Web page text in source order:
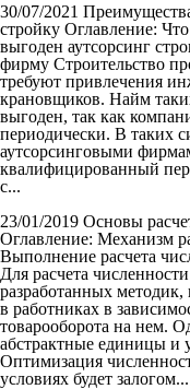
30/07/2021
стройку Оглавление:
выгоден аутсорсинг
фирму Строительство
требуют привлечения
крановщиков. Найм
выгоден, так как
периодически. В таких
аутсорсинговыми
квалифицированный
с...
23/01/2019 Основы
Оглавление: Механизм
Выполнение расчета
Для расчета
разработанных методик,
в работниках в
товарооборота на нем.
абстрактные единицы и
Оптимизация
условиях будет залогом...